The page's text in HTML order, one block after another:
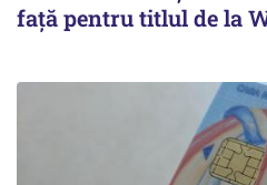
față pentru titlul de la